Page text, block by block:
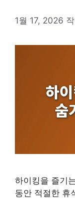
1월 17, 2026
하이킹을 즐기
동안 적절한 휴